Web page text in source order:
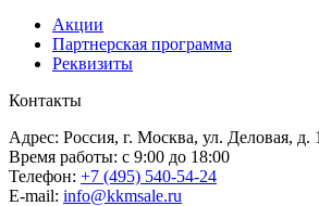
Акции
Партнерская программа
Реквизиты
Контакты
Адрес: Россия, г. Москва, ул. Деловая, д.
Время работы: с 9:00 до 18:00
Телефон: +7 (495) 540-54-24
E-mail: info@kkmsale.ru